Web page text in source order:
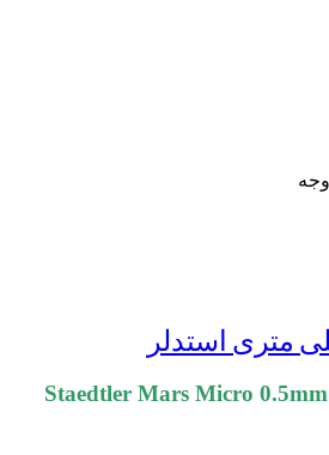
نقد و بررسی اجمالی Staedtler Mars Micro 0.5mm